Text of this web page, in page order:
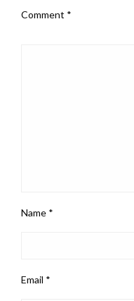
Comment *
Name *
Email *